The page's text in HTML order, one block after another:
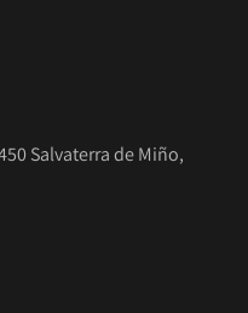
Salvaterra de Miño,